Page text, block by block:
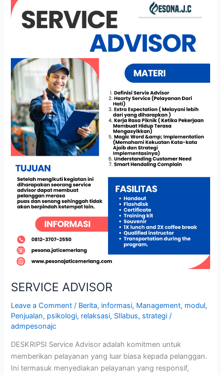
SERVICE ADVISOR
Leave a Comment / Berita, informasi, Management, modul,
Penjualan, psikologi, relaksasi, SIlabus, strategi /
admpesonajc
DESKRIPSI Service Advisor adalah komitmen untuk
memberikan pelayanan yang luar biasa kepada pelanggan.
Ini termasuk menyediakan pelayanan yang responsif,
ADVISOR